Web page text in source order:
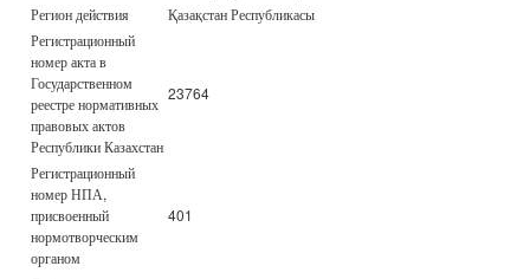
Регион действия
Қазақстан Республикасы
Регистрационный
номер акта в
Государственном
реестре нормативных
правовых актов
Республики Казахстан
23764
Регистрационный
номер НПА,
присвоенный
нормотворческим
органом
401